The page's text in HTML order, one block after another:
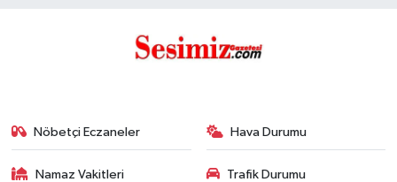
Nöbetçi Eczaneler Hava Durumu
Namaz Vakitleri Trafik Durumu